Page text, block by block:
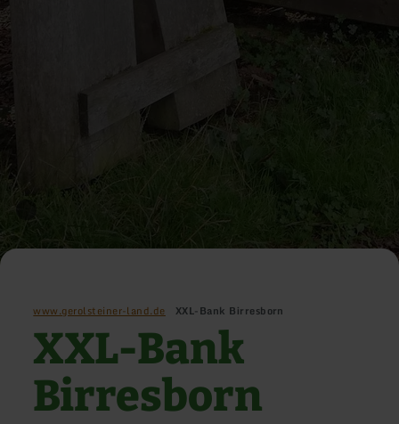
www.gerolsteiner-land.de XXL-Bank Birresborn
XXL-Bank
Birresborn